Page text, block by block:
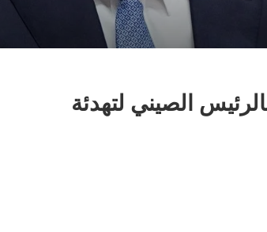
الصيني لتهدئة